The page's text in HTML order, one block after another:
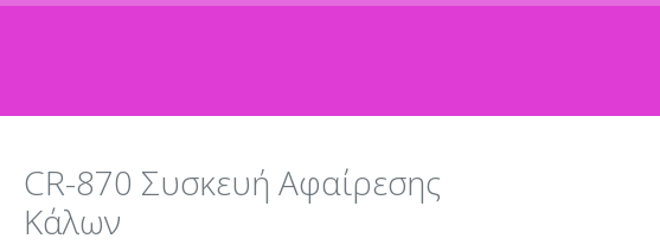
CR-870 Συσκευή Αφαίρεσης
Κάλων